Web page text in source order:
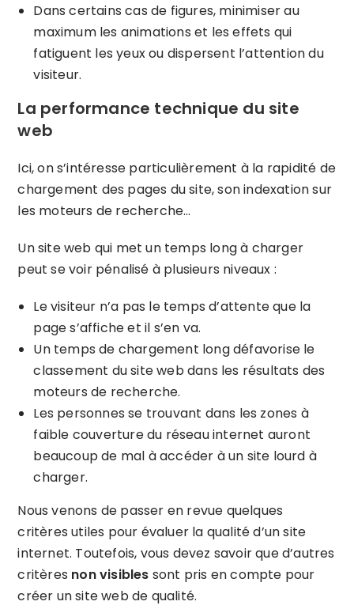
Dans certains cas de figures, minimiser au
maximum les animations et les effets qui
fatiguent les yeux ou dispersent l’attention du
visiteur.
La performance technique du site
web
Ici, on s’intéresse particulièrement à la rapidité de
chargement des pages du site, son indexation sur
les moteurs de recherche…
Un site web qui met un temps long à charger
peut se voir pénalisé à plusieurs niveaux :
Le visiteur n’a pas le temps d’attente que la
page s’affiche et il s’en va.
Un temps de chargement long défavorise le
classement du site web dans les résultats des
moteurs de recherche.
Les personnes se trouvant dans les zones à
faible couverture du réseau internet auront
beaucoup de mal à accéder à un site lourd à
charger.
Nous venons de passer en revue quelques
critères utiles pour évaluer la qualité d’un site
internet. Toutefois, vous devez savoir que d’autres
critères non visibles sont pris en compte pour
créer un site web de qualité.